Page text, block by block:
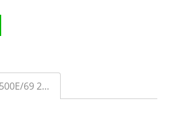
IPS รุ่น 27E1N5500E/69 27" IPS 2560x1440 @75Hz,